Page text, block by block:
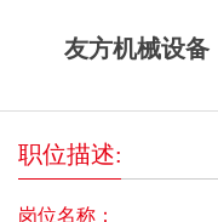
友方机械设备
职位描述:
岗位名称：